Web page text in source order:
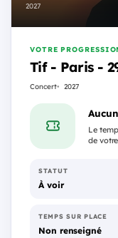
2027
VOTRE
Tif - Paris -
Concert 2027
Le
de
STATUT
À voir
TEMPS SUR PLACE
Non renseigné